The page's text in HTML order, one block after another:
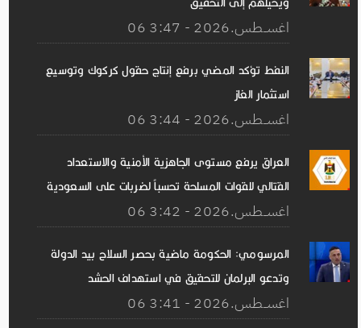
06 اغســطس.2026 - 3:47
النفط تؤكد المضي برفع إنتاج حقول كركوك وتوسيع
استثمار الغاز
06 اغســطس.2026 - 3:44
العراق يرفع مستوى الجاهزية الأمنية والاستعداد
القتالي للقوات المسلحة تحسباً لضربات على السعودية
06 اغســطس.2026 - 3:42
المرسومي: الحكومة ماضية بحصر السلاح بيد الدولة
وتدعو البرلمان للتحقيق في استهداف الحشد
06 اغســطس.2026 - 3:41